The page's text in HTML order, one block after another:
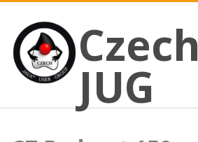
content
Czech JUG
CZECH JAVA USER GROUP
Czech
JUG